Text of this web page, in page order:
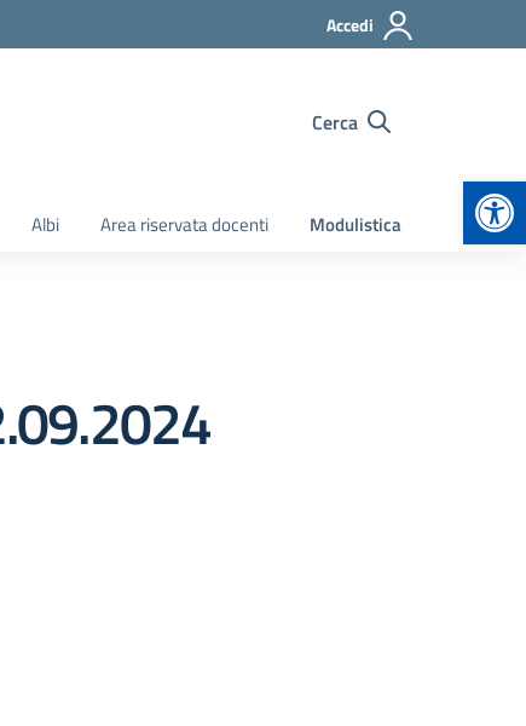
Accedi
Cerca
Albi Area riservata docenti Modulistica